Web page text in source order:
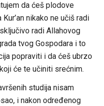
da ćeš plodove
nikako ne učiš radi
radi Allahovog
tvog Gospodara i to
popraviti i da ćeš ubrzo
će te učiniti srećnim.
studija nisam
i nakon određenog